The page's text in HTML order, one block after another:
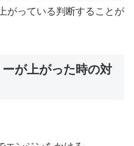
がっている判断することが
が上がった時の対